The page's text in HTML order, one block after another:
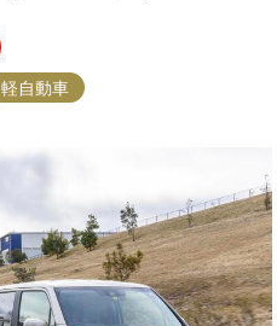
軽自動車